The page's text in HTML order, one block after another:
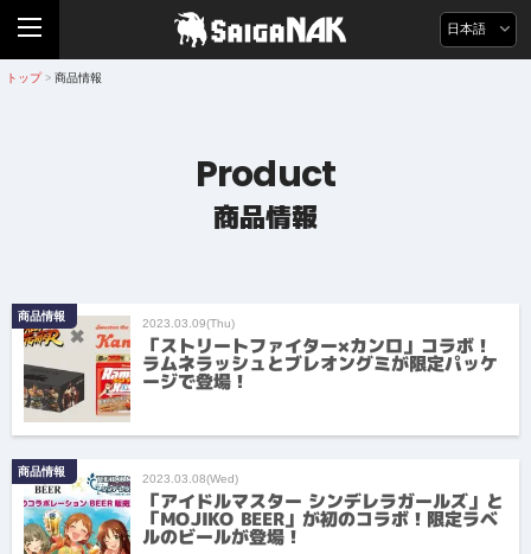
日本語
トップ > 商品情報
Product
商品情報
商品情報 2023.03.09(Thu)
「ストリートファイター×カンロ」コラボ！
ラムネラッシュとブレオングミが限定パッケ
ージで登場！
商品情報 2023.03.08(Wed)
「アイドルマスター シンデレラガールズ」と
「MOJIKO BEER」が初のコラボ！限定ラベ
ルのビールが登場！